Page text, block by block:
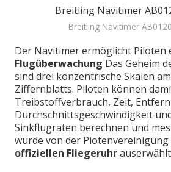
Breitling Navitimer
Breitling Navitimer
Der Navitimer ermöglicht Piloten
Flugüberwachung Das Geheim
sind drei konzentrische Skalen
Ziffernblatts. Piloten können
Treibstoffverbrauch, Zeit,
Durchschnittsgeschwindigkeit
Sinkflugraten berechnen und
wurde von der Piotenvereinigung
offiziellen Fliegeruhr